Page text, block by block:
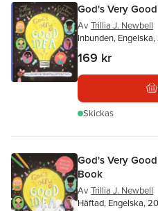
God's Very
Av Trillia J. Newbell
Inbunden, Engelska,
169 kr
Skickas
God's Very
Book
Av Trillia J. Newbell
Häftad, Engelska,